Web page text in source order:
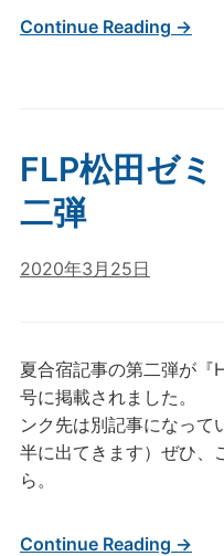
Continue Reading →
FLP松田ゼ
二弾
2020年3月25日
夏合宿記事の第二弾が
号に掲載されました。
ンク先は別記事になって
半に出てきます）ぜひ
ら。
Continue Reading →